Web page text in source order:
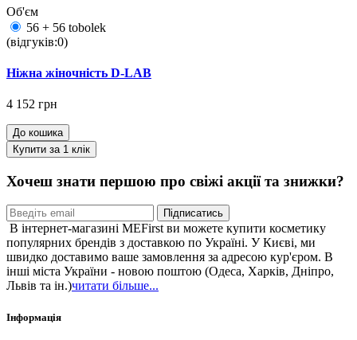
Об'єм
56 + 56 tobolek
(відгуків:0)
Ніжна жіночність D-LAB
4 152 грн
До кошика
Купити за 1 клiк
Хочеш знати першою про свіжі акції та знижки?
Підписатись
В інтернет-магазині MEFirst ви можете купити косметику
популярних брендів з доставкою по Україні. У Києві, ми
швидко доставимо ваше замовлення за адресою кур'єром. В
інші міста України - новою поштою (Одеса, Харків, Дніпро,
Львів та ін.)читати більше...
Інформація